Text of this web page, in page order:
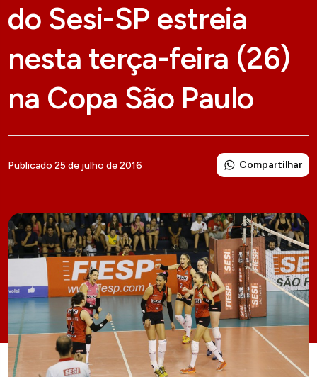
do Sesi-SP estreia
nesta terça-feira (26)
na Copa São Paulo
Publicado 25 de julho de 2016 Compartilhar